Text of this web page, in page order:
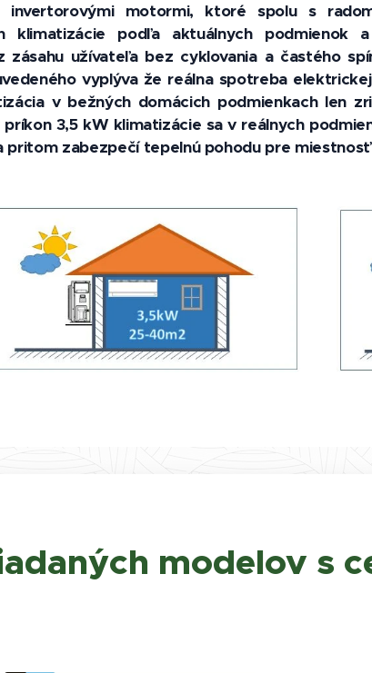
invertorovými motormi, ktoré spolu s
klimatizácie podľa aktuálnych podmienok
užívateľa bez cyklovania a častého
vyplýva že reálna spotreba
v bežných domácich podmienkach len
3,5 kW klimatizácie sa v reálnych
pritom zabezpečí tepelnú pohodu pre
modelov s